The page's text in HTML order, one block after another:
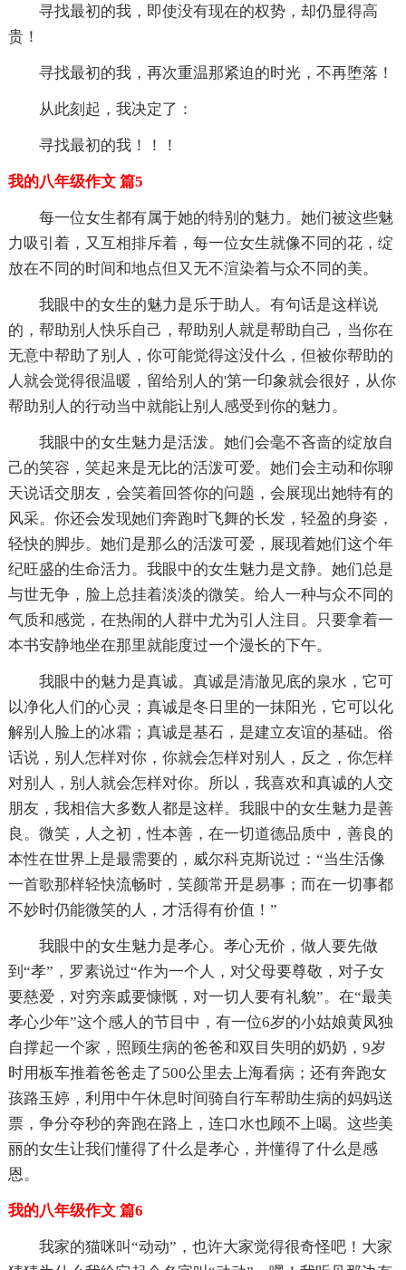
寻找最初的我，即使没有现在的权势，却仍显得高
贵！
寻找最初的我，再次重温那紧迫的时光，不再堕落！
从此刻起，我决定了：
寻找最初的我！！！
我的八年级作文 篇5
每一位女生都有属于她的特别的魅力。她们被这些魅
力吸引着，又互相排斥着，每一位女生就像不同的花，绽
放在不同的时间和地点但又无不渲染着与众不同的美。
我眼中的女生的魅力是乐于助人。有句话是这样说
的，帮助别人快乐自己，帮助别人就是帮助自己，当你在
无意中帮助了别人，你可能觉得这没什么，但被你帮助的
人就会觉得很温暖，留给别人的'第一印象就会很好，从你
帮助别人的行动当中就能让别人感受到你的魅力。
我眼中的女生魅力是活泼。她们会毫不吝啬的绽放自
己的笑容，笑起来是无比的活泼可爱。她们会主动和你聊
天说话交朋友，会笑着回答你的问题，会展现出她特有的
风采。你还会发现她们奔跑时飞舞的长发，轻盈的身姿，
轻快的脚步。她们是那么的活泼可爱，展现着她们这个年
纪旺盛的生命活力。我眼中的女生魅力是文静。她们总是
与世无争，脸上总挂着淡淡的微笑。给人一种与众不同的
气质和感觉，在热闹的人群中尤为引人注目。只要拿着一
本书安静地坐在那里就能度过一个漫长的下午。
我眼中的魅力是真诚。真诚是清澈见底的泉水，它可
以净化人们的心灵；真诚是冬日里的一抹阳光，它可以化
解别人脸上的冰霜；真诚是基石，是建立友谊的基础。俗
话说，别人怎样对你，你就会怎样对别人，反之，你怎样
对别人，别人就会怎样对你。所以，我喜欢和真诚的人交
朋友，我相信大多数人都是这样。我眼中的女生魅力是善
良。微笑，人之初，性本善，在一切道德品质中，善良的
本性在世界上是最需要的，威尔科克斯说过：“当生活像
一首歌那样轻快流畅时，笑颜常开是易事；而在一切事都
不妙时仍能微笑的人，才活得有价值！”
我眼中的女生魅力是孝心。孝心无价，做人要先做
到“孝”，罗素说过“作为一个人，对父母要尊敬，对子女
要慈爱，对穷亲戚要慷慨，对一切人要有礼貌”。在“最美
孝心少年”这个感人的节目中，有一位6岁的小姑娘黄凤独
自撑起一个家，照顾生病的爸爸和双目失明的奶奶，9岁
时用板车推着爸爸走了500公里去上海看病；还有奔跑女
孩路玉婷，利用中午休息时间骑自行车帮助生病的妈妈送
票，争分夺秒的奔跑在路上，连口水也顾不上喝。这些美
丽的女生让我们懂得了什么是孝心，并懂得了什么是感
恩。
我的八年级作文 篇6
我家的猫咪叫“动动”，也许大家觉得很奇怪吧！大家